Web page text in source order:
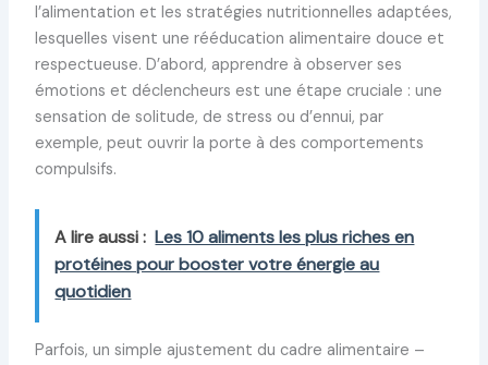
l’alimentation et les stratégies nutritionnelles adaptées,
lesquelles visent une rééducation alimentaire douce et
respectueuse. D’abord, apprendre à observer ses
émotions et déclencheurs est une étape cruciale : une
sensation de solitude, de stress ou d’ennui, par
exemple, peut ouvrir la porte à des comportements
compulsifs.
A lire aussi : Les 10 aliments les plus riches en
protéines pour booster votre énergie au
quotidien
Parfois, un simple ajustement du cadre alimentaire –